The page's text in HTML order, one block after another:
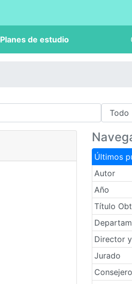
de estudio
Últimos
Autor
Año
Título
Director
Jurado